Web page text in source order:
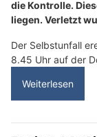
die Kontrolle.
liegen. Verletzt
Der Selbstunfall
8.45 Uhr auf der
Weiterlesen